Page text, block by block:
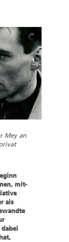
Mey an
mit-
als